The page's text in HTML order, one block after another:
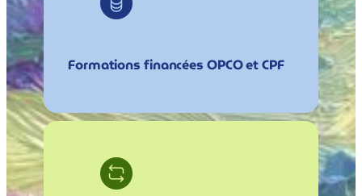
Formations financées OPCO et CPF